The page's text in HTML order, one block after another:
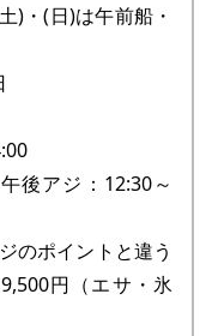
)・(日)は午前船・
後アジ：12:30～
のポイントと違う
円（エサ・氷